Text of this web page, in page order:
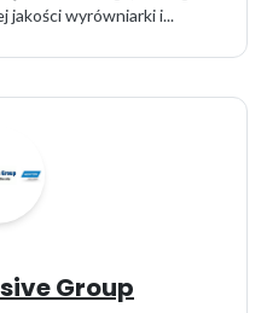
jakości wyrówniarki i...
Group